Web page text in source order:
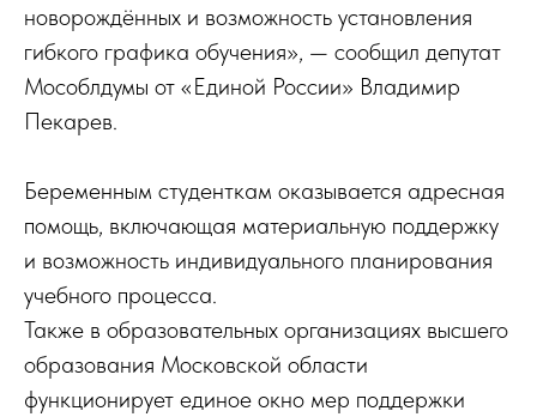
новорождённых и возможность установления
гибкого графика обучения», — сообщил депутат
Мособлдумы от «Единой России» Владимир
Пекарев.
Беременным студенткам оказывается адресная
помощь, включающая материальную поддержку
и возможность индивидуального планирования
учебного процесса.
Также в образовательных организациях высшего
образования Московской области
функционирует единое окно мер поддержки